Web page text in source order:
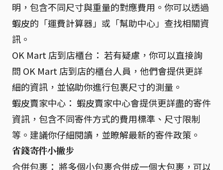
明，包含不同尺寸與重量的對應費用。你可以透過
蝦皮的「運費計算器」或「幫助中心」查找相關資
訊。
OK Mart 店到店櫃台： 若有疑慮，你可以直接詢
問 OK Mart 店到店的櫃台人員，他們會提供更詳
細的資訊，並協助你進行包裹尺寸的測量。
蝦皮賣家中心： 蝦皮賣家中心會提供更詳盡的寄件
資訊，包含不同寄件方式的費用標準、尺寸限制
等。建議你仔細閱讀，並瞭解最新的寄件政策。
省錢寄件小撇步
合併包裹： 將多個小包裹合併成一個大包裹，可以